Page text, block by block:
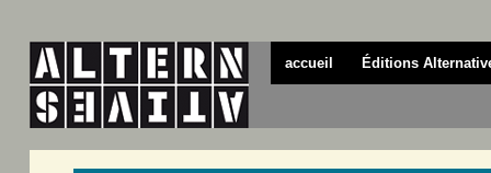
accueil Éditions